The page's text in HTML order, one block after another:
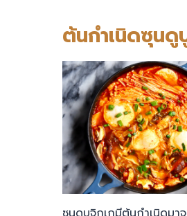
ต้นกำเนิดซุนดู